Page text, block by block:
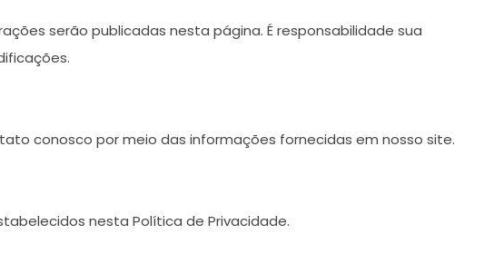
serão publicadas nesta página. É responsabilidade sua
conosco por meio das informações fornecidas em nosso site.
nesta Política de Privacidade.